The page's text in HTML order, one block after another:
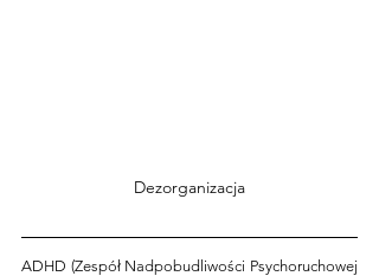
Dezorganizacja
ADHD (Zespół Nadpobudliwości Psychoruchowej